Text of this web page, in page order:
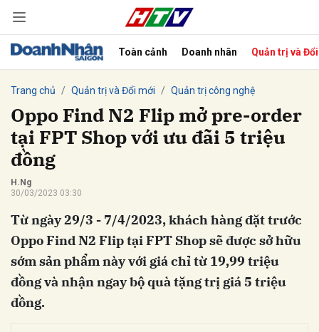
Toàn cảnh Doanh nhân Quản trị và
Trang chủ Quản trị và Đổi mới Quản trị công nghệ
Oppo Find N2 Flip mở pre-order
tại FPT Shop với ưu đãi 5 triệu
đồng
H.Ng
30/03/2023 03:30
Từ ngày 29/3 - 7/4/2023, khách hàng đặt trước
Oppo Find N2 Flip tại FPT Shop sẽ được sở hữu
sớm sản phẩm này với giá chỉ từ 19,99 triệu
đồng và nhận ngay bộ quà tặng trị giá 5 triệu
đồng.
Hủy